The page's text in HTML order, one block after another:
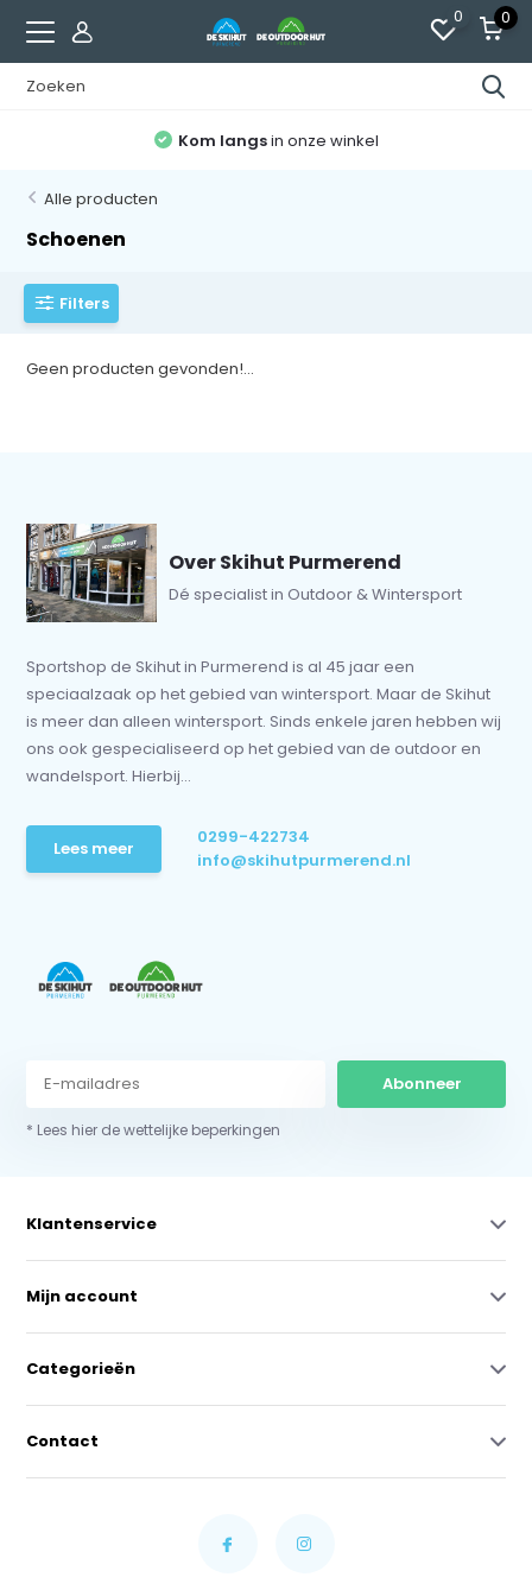
0 0
Kom langsin onze winkel
Alle producten
Schoenen
Filters
Geen producten gevonden!...
Over Skihut Purmerend
Dé specialist in Outdoor & Wintersport
Sportshop de Skihut in Purmerend is al 45 jaar een
speciaalzaak op het gebied van wintersport. Maar de Skihut
is meer dan alleen wintersport. Sinds enkele jaren hebben wij
ons ook gespecialiseerd op het gebied van de outdoor en
wandelsport. Hierbij...
Lees meer
0299-422734
info@skihutpurmerend.nl
Abonneer
* Lees hier de wettelijke beperkingen
Klantenservice
Mijn account
Categorieën
Contact